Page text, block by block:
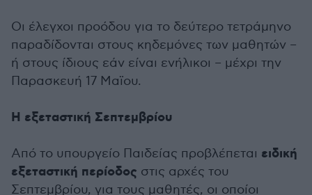
Οι έλεγχοι προόδου για το δεύτερο τετράμηνο
παραδίδονται στους κηδεμόνες των μαθητών –
ή στους ίδιους εάν είναι ενήλικοι – μέχρι την
Παρασκευή 17 Μαϊου.
Η εξεταστική Σεπτεμβρίου
Από το υπουργείο Παιδείας προβλέπεται ειδική
εξεταστική περίοδος στις αρχές του
Σεπτεμβρίου, για τους μαθητές, οι οποίοι